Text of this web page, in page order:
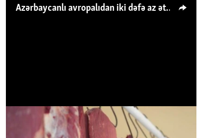
Azərbaycanlı avropalıdan iki dəfə az ət yeyir, amma... 'Qiymət artımı qaçılmazdır'